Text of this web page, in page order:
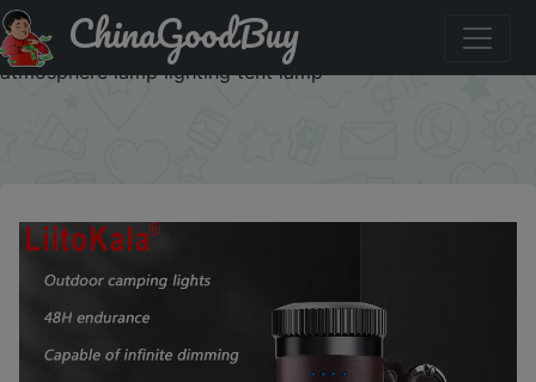
Придбати по знижці LiitoKala LF-818 Outdoor camping
lamp long battery life portable multifunctional retro
atmosphere lamp lighting tent lamp
ChinaGoodBuy